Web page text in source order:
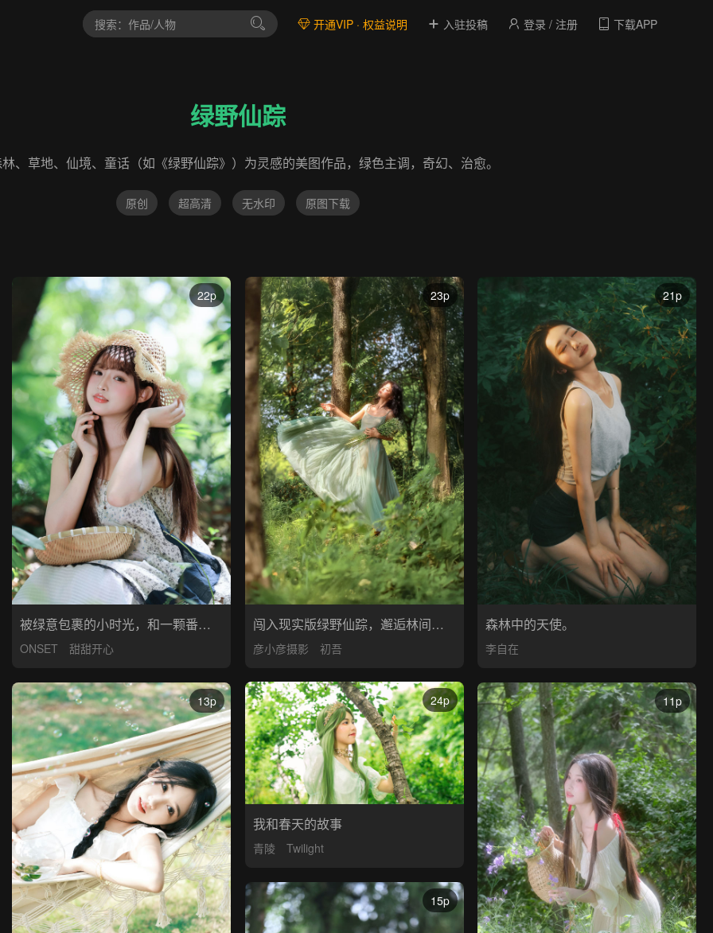
开通VIP · 权益说明 入驻投稿 登录 / 注册 下载APP
绿野仙踪
、草地、仙境、童话（如《绿野仙踪》）为灵感的美图作品，绿色主调，奇幻、治愈。
原创 超高清 无水印 原图下载
22p
被绿意包裹的小时光，和一颗番茄的甜
ONSET 甜甜开心
23p
闯入现实版绿野仙踪，邂逅林间柔光
彦小彦摄影 初吾
21p
森林中的天使。
李自在
24p
我和春天的故事
青陵 Twilight
13p 11p
15p